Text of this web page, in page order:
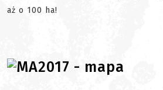
aż o 100 ha!